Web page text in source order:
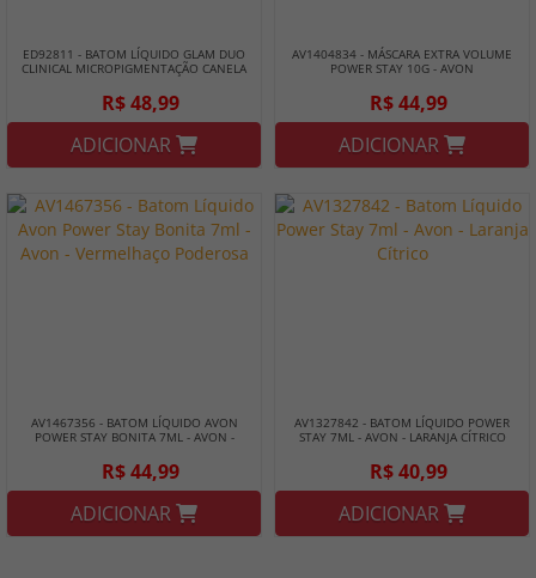
ED92811 - BATOM LÍQUIDO GLAM DUO
CLINICAL MICROPIGMENTAÇÃO CANELA
R$ 48,99
ADICIONAR
AV1404834 - MÁSCARA EXTRA VOLUME
POWER STAY 10G - AVON
R$ 44,99
ADICIONAR
AV1467356 - BATOM LÍQUIDO AVON
POWER STAY BONITA 7ML - AVON -
R$ 44,99
ADICIONAR
AV1327842 - BATOM LÍQUIDO POWER
STAY 7ML - AVON - LARANJA CÍTRICO
R$ 40,99
ADICIONAR